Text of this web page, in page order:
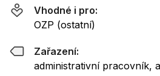
Vhodné i pro:
OZP (ostatní)
Zařazení:
administrativní pracovník,